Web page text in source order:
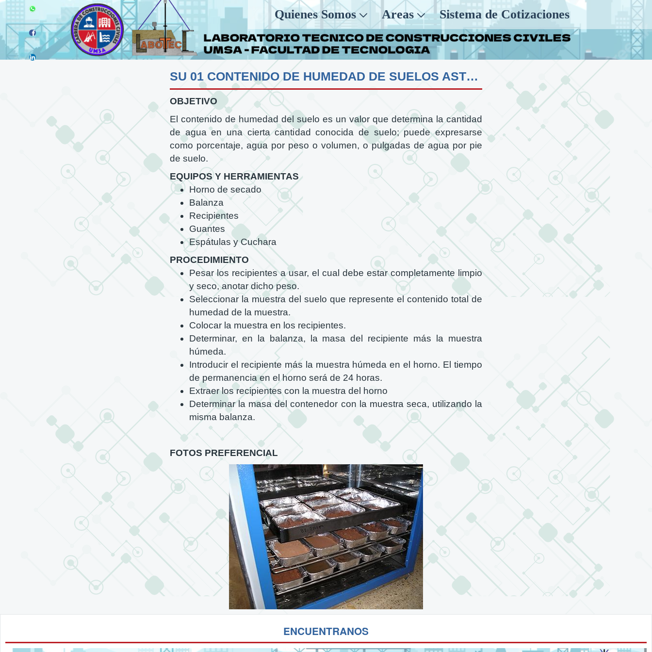
Quienes Somos Areas Sistema de Cotizaciones
SU 01 CONTENIDO DE HUMEDAD DE SUELOS ASTM D-2216
OBJETIVO
El contenido de humedad del suelo es un valor que determina la cantidad
de agua en una cierta cantidad conocida de suelo; puede expresarse
como porcentaje, agua por peso o volumen, o pulgadas de agua por pie
de suelo.
EQUIPOS Y HERRAMIENTAS
Horno de secado
Balanza
Recipientes
Guantes
Espátulas y Cuchara
PROCEDIMIENTO
Pesar los recipientes a usar, el cual debe estar completamente limpio
y seco, anotar dicho peso.
Seleccionar la muestra del suelo que represente el contenido total de
humedad de la muestra.
Colocar la muestra en los recipientes.
Determinar, en la balanza, la masa del recipiente más la muestra
húmeda.
Introducir el recipiente más la muestra húmeda en el horno. El tiempo
de permanencia en el horno será de 24 horas.
Extraer los recipientes con la muestra del horno
Determinar la masa del contenedor con la muestra seca, utilizando la
misma balanza.
FOTOS PREFERENCIAL
ENCUENTRANOS